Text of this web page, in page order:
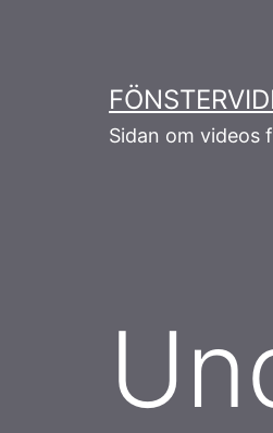
Sidan om videos